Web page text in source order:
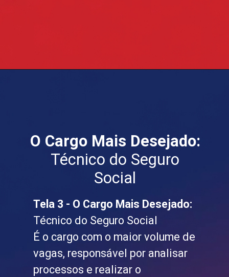
O Cargo Mais Desejado:
Técnico do Seguro
Social
Tela 3 - O Cargo Mais Desejado:
Técnico do Seguro Social
É o cargo com o maior volume de
vagas, responsável por analisar
processos e realizar o